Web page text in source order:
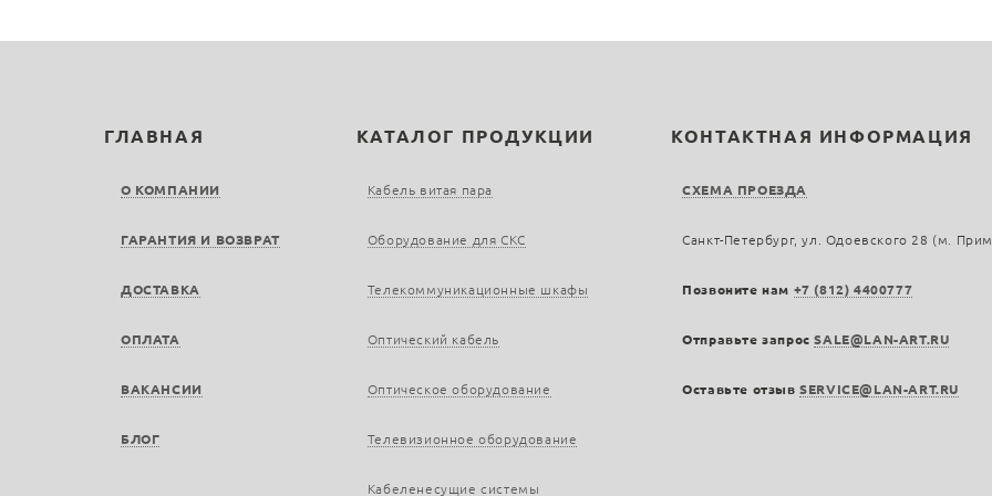
ГЛАВНАЯ
О КОМПАНИИ
ГАРАНТИЯ И ВОЗВРАТ
ДОСТАВКА
ОПЛАТА
ВАКАНСИИ
БЛОГ
КАТАЛОГ ПРОДУКЦИИ
Кабель витая пара
Оборудование для СКС
Телекоммуникационные шкафы
Оптический кабель
Оптическое оборудование
Телевизионное оборудование
Кабеленесущие системы
КОНТАКТНАЯ ИНФОРМАЦИЯ
СХЕМА ПРОЕЗДА
Санкт-Петербург, ул. Одоевского 28 (м.
Позвоните нам +7 (812) 4400777
Отправьте запросSALE@LAN-ART.RU
Оставьте отзывSERVICE@LAN-ART.RU